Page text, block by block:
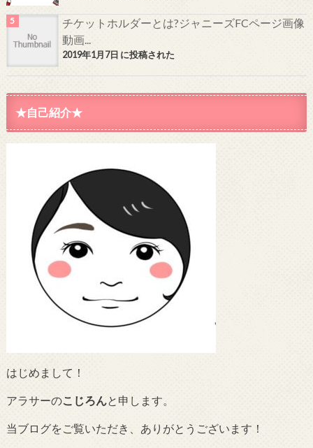
チケットホルダーとは?ジャニーズFCページ画像
動画...
2019年1月7日 に投稿された
★自己紹介★
はじめまして！
アラサーのこじろんと申します。
当ブログをご覧いただき、ありがとうございます！